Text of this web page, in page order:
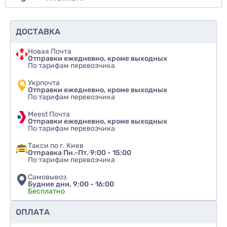
продуктов:
Средства для лица и тела
Увлажняющие или тонизирующие средства
Гели, шампуни и т.п.
Средства по уходу за волосами
Почему стоит
раз у нас?
Наша платформа предлагает огромный выбор
упаковки для косметической продукции. Налицо –
крышечками или без. Мы гарантируем качество
продукции, проверенное поставщиками и нашими
постоянными клиентами. Рекомендуем также
обратить внимание набелый глянцевый дозатор
24/410иличерный глянцевый дозатор— они могут
подойти к упаковке еще лучше.
Рекомендуете ли вы этот товар
ДОСТАВКА
Новая Почта
Отправки ежедневно, кроме выходных
По тарифам перевозчика
Укрпочта
Отправки ежедневно, кроме выходных
По тарифам перевозчика
Meest Почта
Отправки ежедневно, кроме выходных
По тарифам перевозчика
Такси по г. Киев
Отправка Пн.-Пт. 9:00 - 15:00
По тарифам перевозчика
Самовывоз
Будние дни, 9:00 - 16:00
Бесплатно
ОПЛАТА